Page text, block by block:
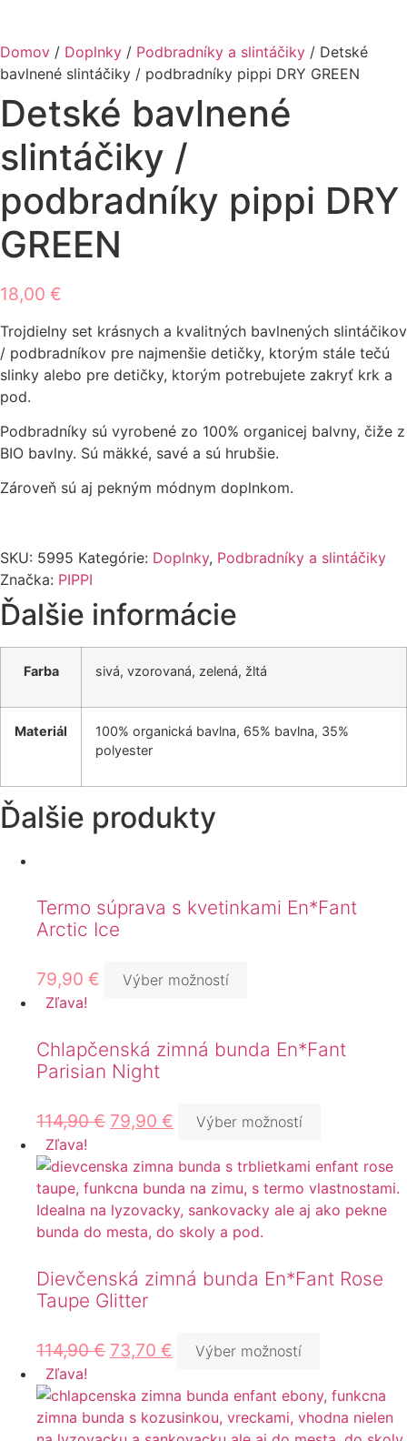
Domov / Doplnky / Podbradníky a slintáčiky / Detské
bavlnené slintáčiky / podbradníky pippi DRY GREEN
Detské bavlnené
slintáčiky /
podbradníky pippi DRY
GREEN
18,00 €
Trojdielny set krásnych a kvalitných bavlnených slintáčikov
/ podbradníkov pre najmenšie detičky, ktorým stále tečú
slinky alebo pre detičky, ktorým potrebujete zakryť krk a
pod.
Podbradníky sú vyrobené zo 100% organicej balvny, čiže z
BIO bavlny. Sú mäkké, savé a sú hrubšie.
Zároveň sú aj pekným módnym doplnkom.
SKU: 5995 Kategórie: Doplnky, Podbradníky a slintáčiky
Značka: PIPPI
Ďalšie informácie
Farba sivá, vzorovaná, zelená, žltá
Materiál
100% organická bavlna, 65% bavlna, 35%
polyester
Ďalšie produkty
Termo súprava s kvetinkami En*Fant
Arctic Ice
79,90 €
Výber možností
Zľava!
Chlapčenská zimná bunda En*Fant
Parisian Night
114,90€ 79,90 €
Výber možností
Zľava!
Dievčenská zimná bunda En*Fant Rose
Taupe Glitter
114,90€ 73,70 €
Výber možností
Zľava!